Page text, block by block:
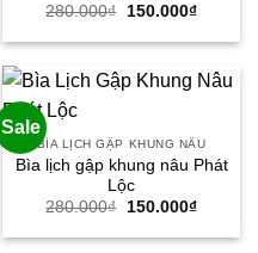
280.000₫
Giá
là:
150.000₫Giá
tại
Sale
BÌA LỊCH GẬP KHUNG NÂU
Bìa lịch gập khung nâu Phát
Lộc
280.000₫
Giá
là:
150.000₫Giá
tại